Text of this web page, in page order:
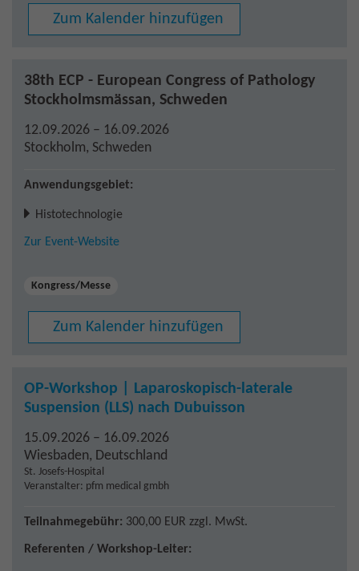
Zum Kalender hinzufügen
38th ECP - European Congress of Pathology
Stockholmsmässan, Schweden
12.09.2026 – 16.09.2026
Stockholm, Schweden
Anwendungsgebiet:
Histotechnologie
Zur Event-Website
Kongress/Messe
Zum Kalender hinzufügen
OP-Workshop | Laparoskopisch-laterale
Suspension (LLS) nach Dubuisson
15.09.2026 – 16.09.2026
Wiesbaden, Deutschland
St. Josefs-Hospital
Veranstalter: pfm medical gmbh
Teilnahmegebühr: 300,00 EUR zzgl. MwSt.
Referenten / Workshop-Leiter: